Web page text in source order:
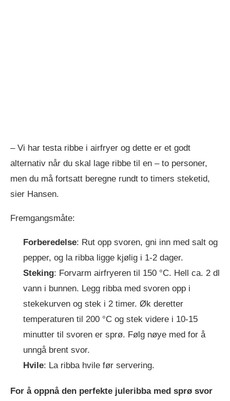
– Vi har testa ribbe i airfryer og dette er et godt
alternativ når du skal lage ribbe til en – to personer,
men du må fortsatt beregne rundt to timers steketid,
sier Hansen.
Fremgangsmåte:
Forberedelse: Rut opp svoren, gni inn med salt og
pepper, og la ribba ligge kjølig i 1-2 dager.
Steking: Forvarm airfryeren til 150 °C. Hell ca. 2 dl
vann i bunnen. Legg ribba med svoren opp i
stekekurven og stek i 2 timer. Øk deretter
temperaturen til 200 °C og stek videre i 10-15
minutter til svoren er sprø. Følg nøye med for å
unngå brent svor.
Hvile: La ribba hvile før servering.
For å oppnå den perfekte juleribba med sprø svor